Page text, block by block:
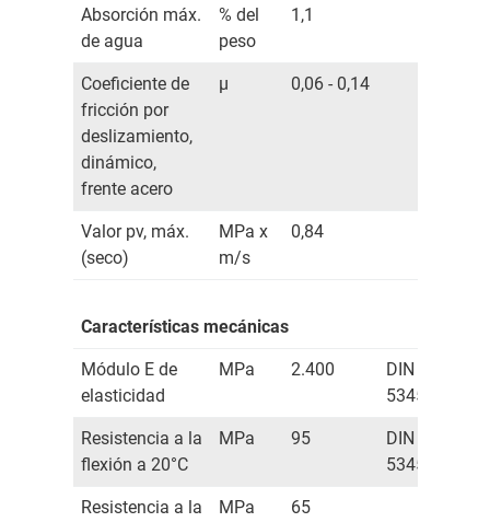
Absorción máx.
de agua
% del
peso
1,1
Coeficiente de
fricción por
deslizamiento,
dinámico,
frente acero
µ 0,06 - 0,14
Valor pv, máx.
(seco)
MPa x
m/s
0,84
Características mecánicas
Módulo E de
elasticidad
MPa 2.400
DIN
53457
Resistencia a la
flexión a 20°C
MPa 95
DIN
53452
Resistencia a la
MPa 65